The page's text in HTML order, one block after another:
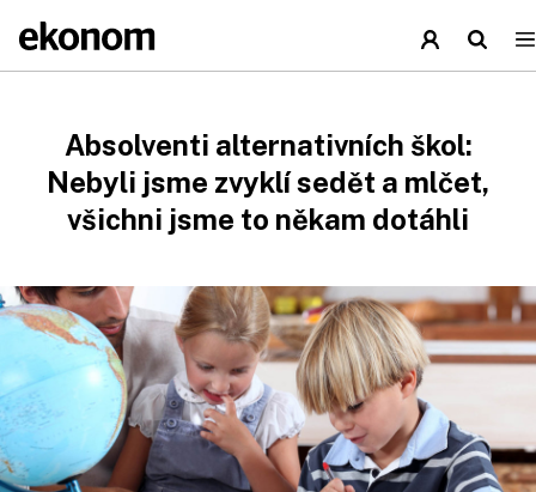
Absolventi alternativních škol:
Nebyli jsme zvyklí sedět a mlčet,
všichni jsme to někam dotáhli